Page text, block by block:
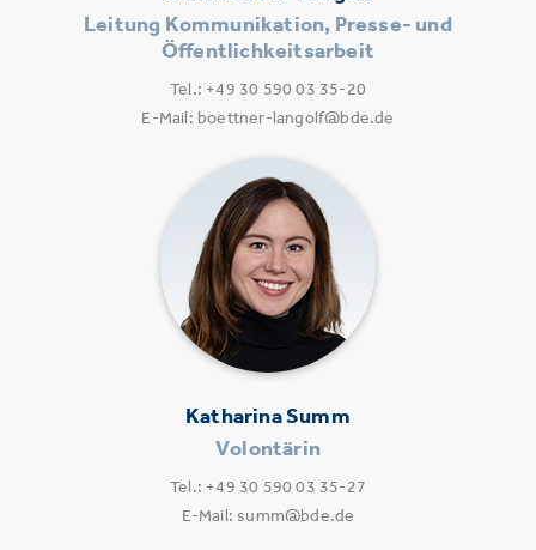
Leitung Kommunikation, Presse- und
Öffentlichkeitsarbeit
Tel.: +49 30 590 03 35-20
E-Mail: boettner-langolf@bde.de
Katharina Summ
Volontärin
Tel.: +49 30 590 03 35-27
E-Mail: summ@bde.de